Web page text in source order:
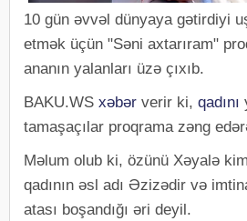
10 gün əvvəl dünyaya gətirdiyi
etmək üçün "Səni axtarıram"
ananın yalanları üzə çıxıb.
BAKU.WS xəbər verir ki, qadını
tamaşaçılar proqrama zəng
Məlum olub ki, özünü Xəyalə
qadının əsl adı Əzizədir və
atası boşandığı əri deyil.